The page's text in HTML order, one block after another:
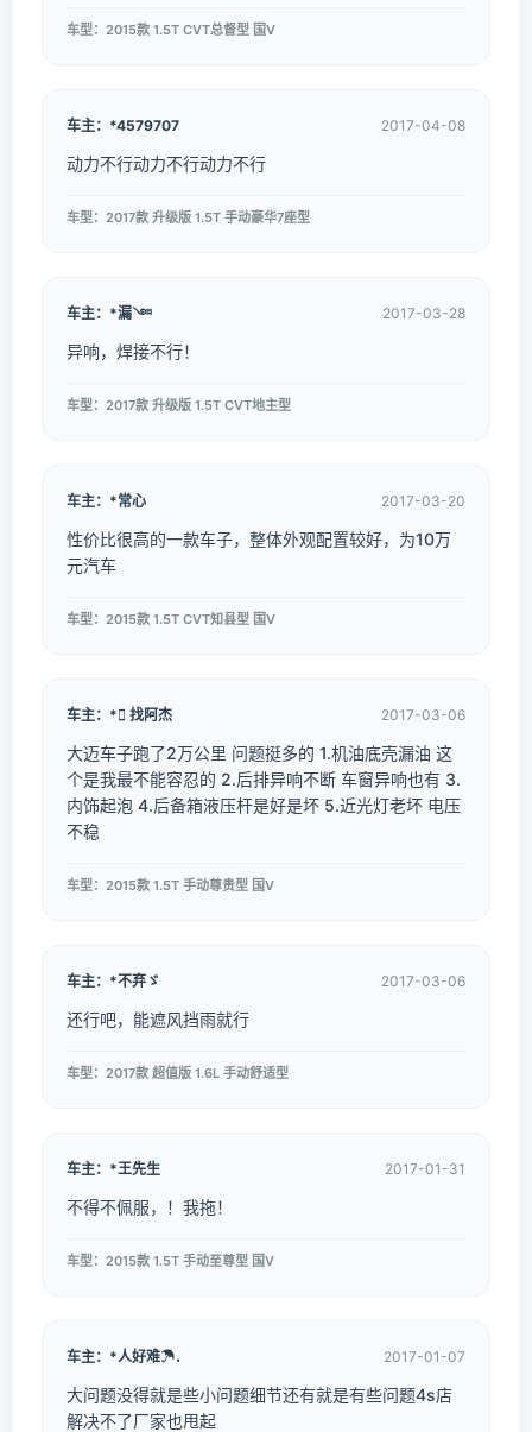
车型：2015款 1.5T CVT总督型 国V
车主：*4579707 2017-04-08
动力不行动力不行动力不行
车型：2017款 升级版 1.5T 手动豪华7座型
车主：*漏༇ 2017-03-28
异响，焊接不行！
车型：2017款 升级版 1.5T CVT地主型
车主：*常心 2017-03-20
性价比很高的一款车子，整体外观配置较好，为10万
元汽车
车型：2015款 1.5T CVT知县型 国V
车主：* 找阿杰 2017-03-06
大迈车子跑了2万公里 问题挺多的 1.机油底壳漏油 这
个是我最不能容忍的 2.后排异响不断 车窗异响也有 3.
内饰起泡 4.后备箱液压杆是好是坏 5.近光灯老坏 电压
不稳
车型：2015款 1.5T 手动尊贵型 国V
车主：*不弃ゞ 2017-03-06
还行吧，能遮风挡雨就行
车型：2017款 超值版 1.6L 手动舒适型
车主：*王先生 2017-01-31
不得不佩服，！我拖！
车型：2015款 1.5T 手动至尊型 国V
车主：*人好难☂． 2017-01-07
大问题没得就是些小问题细节还有就是有些问题4s店
解决不了厂家也甩起